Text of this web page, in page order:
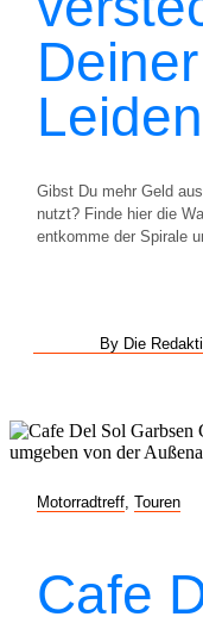
Deiner
Gibst Du mehr Geld
nutzt? Finde hier die
entkomme der Spirale
By Die
Motorradtreff Touren
Cafe